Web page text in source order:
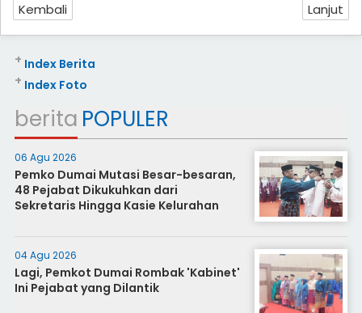
Kembali Lanjut
Index Berita
+
Index Foto
+
berita POPULER
06 Agu 2026
Pemko Dumai Mutasi Besar-besaran,
48 Pejabat Dikukuhkan dari
Sekretaris Hingga Kasie Kelurahan
04 Agu 2026
Lagi, Pemkot Dumai Rombak 'Kabinet'
Ini Pejabat yang Dilantik